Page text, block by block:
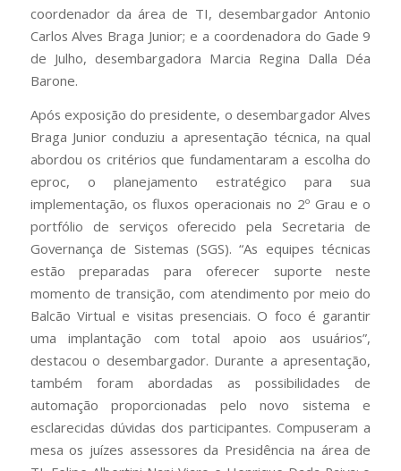
coordenador da área de TI, desembargador Antonio
Carlos Alves Braga Junior; e a coordenadora do Gade 9
de Julho, desembargadora Marcia Regina Dalla Déa
Barone.
Após exposição do presidente, o desembargador Alves
Braga Junior conduziu a apresentação técnica, na qual
abordou os critérios que fundamentaram a escolha do
eproc, o planejamento estratégico para sua
implementação, os fluxos operacionais no 2º Grau e o
portfólio de serviços oferecido pela Secretaria de
Governança de Sistemas (SGS). “As equipes técnicas
estão preparadas para oferecer suporte neste
momento de transição, com atendimento por meio do
Balcão Virtual e visitas presenciais. O foco é garantir
uma implantação com total apoio aos usuários”,
destacou o desembargador. Durante a apresentação,
também foram abordadas as possibilidades de
automação proporcionadas pelo novo sistema e
esclarecidas dúvidas dos participantes. Compuseram a
mesa os juízes assessores da Presidência na área de